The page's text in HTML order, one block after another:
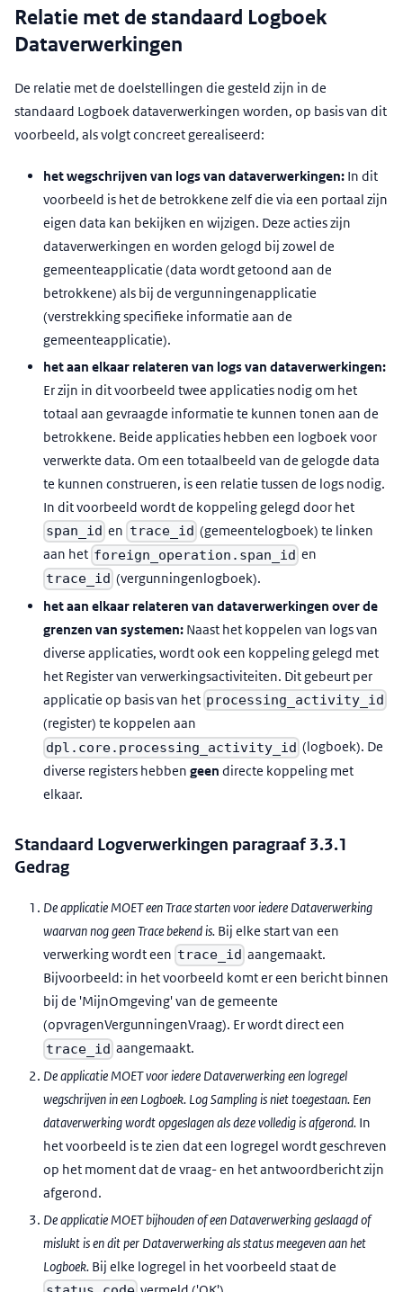
Relatie met de standaard Logboek
Dataverwerkingen
De relatie met de doelstellingen die gesteld zijn in de
standaard Logboek dataverwerkingen worden, op basis van dit
voorbeeld, als volgt concreet gerealiseerd:
het wegschrijven van logs van dataverwerkingen: In dit
voorbeeld is het de betrokkene zelf die via een portaal zijn
eigen data kan bekijken en wijzigen. Deze acties zijn
dataverwerkingen en worden gelogd bij zowel de
gemeenteapplicatie (data wordt getoond aan de
betrokkene) als bij de vergunningenapplicatie
(verstrekking specifieke informatie aan de
gemeenteapplicatie).
het aan elkaar relateren van logs van dataverwerkingen:
Er zijn in dit voorbeeld twee applicaties nodig om het
totaal aan gevraagde informatie te kunnen tonen aan de
betrokkene. Beide applicaties hebben een logboek voor
verwerkte data. Om een totaalbeeld van de gelogde data
te kunnen construeren, is een relatie tussen de logs nodig.
In dit voorbeeld wordt de koppeling gelegd door het
span_id en trace_id (gemeentelogboek) te linken
aan het foreign_operation.span_id en
trace_id (vergunningenlogboek).
het aan elkaar relateren van dataverwerkingen over de
grenzen van systemen: Naast het koppelen van logs van
diverse applicaties, wordt ook een koppeling gelegd met
het Register van verwerkingsactiviteiten. Dit gebeurt per
applicatie op basis van het processing_activity_id
(register) te koppelen aan
dpl.core.processing_activity_id (logboek). De
diverse registers hebben geen directe koppeling met
elkaar.
Standaard Logverwerkingen paragraaf 3.3.1
Gedrag
De applicatie MOET een Trace starten voor iedere Dataverwerking
waarvan nog geen Trace bekend is. Bij elke start van een
verwerking wordt een trace_id aangemaakt.
Bijvoorbeeld: in het voorbeeld komt er een bericht binnen
bij de 'MijnOmgeving' van de gemeente
(opvragenVergunningenVraag). Er wordt direct een
trace_id aangemaakt.
De applicatie MOET voor iedere Dataverwerking een logregel
wegschrijven in een Logboek. Log Sampling is niet toegestaan. Een
dataverwerking wordt opgeslagen als deze volledig is afgerond. In
het voorbeeld is te zien dat een logregel wordt geschreven
op het moment dat de vraag- en het antwoordbericht zijn
afgerond.
De applicatie MOET bijhouden of een Dataverwerking geslaagd of
mislukt is en dit per Dataverwerking als status meegeven aan het
Logboek. Bij elke logregel in het voorbeeld staat de